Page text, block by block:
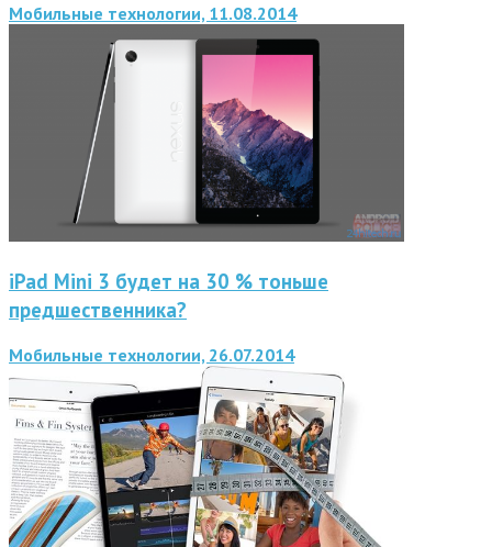
Мобильные технологии, 11.08.2014
iPad Mini 3 будет на 30 % тоньше
предшественника?
Мобильные технологии, 26.07.2014